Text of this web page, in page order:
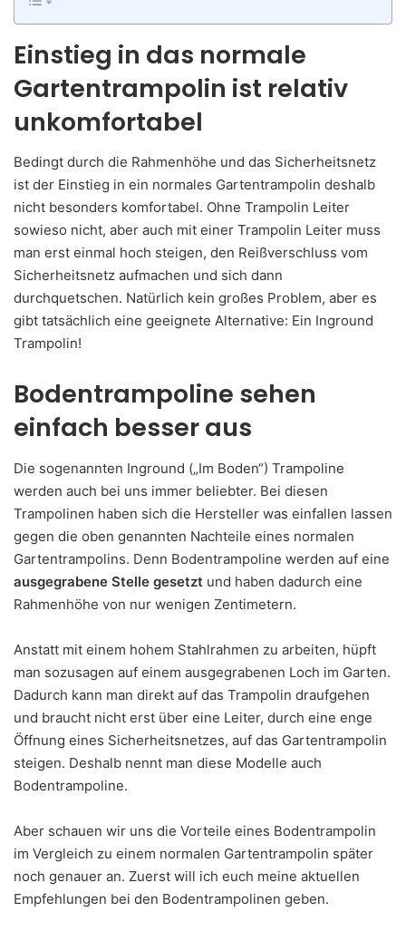
Einstieg in das normale
Gartentrampolin ist relativ
unkomfortabel
Bedingt durch die Rahmenhöhe und das Sicherheitsnetz
ist der Einstieg in ein normales Gartentrampolin deshalb
nicht besonders komfortabel. Ohne Trampolin Leiter
sowieso nicht, aber auch mit einer Trampolin Leiter muss
man erst einmal hoch steigen, den Reißverschluss vom
Sicherheitsnetz aufmachen und sich dann
durchquetschen. Natürlich kein großes Problem, aber es
gibt tatsächlich eine geeignete Alternative: Ein Inground
Trampolin!
Bodentrampoline sehen
einfach besser aus
Die sogenannten Inground („Im Boden“) Trampoline
werden auch bei uns immer beliebter. Bei diesen
Trampolinen haben sich die Hersteller was einfallen lassen
gegen die oben genannten Nachteile eines normalen
Gartentrampolins. Denn Bodentrampoline werden auf eine
ausgegrabene Stelle gesetzt und haben dadurch eine
Rahmenhöhe von nur wenigen Zentimetern.
Anstatt mit einem hohem Stahlrahmen zu arbeiten, hüpft
man sozusagen auf einem ausgegrabenen Loch im Garten.
Dadurch kann man direkt auf das Trampolin draufgehen
und braucht nicht erst über eine Leiter, durch eine enge
Öffnung eines Sicherheitsnetzes, auf das Gartentrampolin
steigen. Deshalb nennt man diese Modelle auch
Bodentrampoline.
Aber schauen wir uns die Vorteile eines Bodentrampolin
im Vergleich zu einem normalen Gartentrampolin später
noch genauer an. Zuerst will ich euch meine aktuellen
Empfehlungen bei den Bodentrampolinen geben.